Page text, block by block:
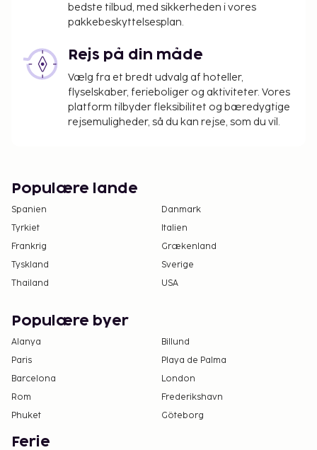
bedste tilbud, med sikkerheden i vores
pakkebeskyttelsesplan.
Rejs på din måde
Vælg fra et bredt udvalg af hoteller,
flyselskaber, ferieboliger og aktiviteter. Vores
platform tilbyder fleksibilitet og bæredygtige
rejsemuligheder, så du kan rejse, som du vil.
Populære lande
Spanien
Danmark
Tyrkiet
Italien
Frankrig
Grækenland
Tyskland
Sverige
Thailand
USA
Populære byer
Alanya
Billund
Paris
Playa de Palma
Barcelona
London
Rom
Frederikshavn
Phuket
Göteborg
Ferie